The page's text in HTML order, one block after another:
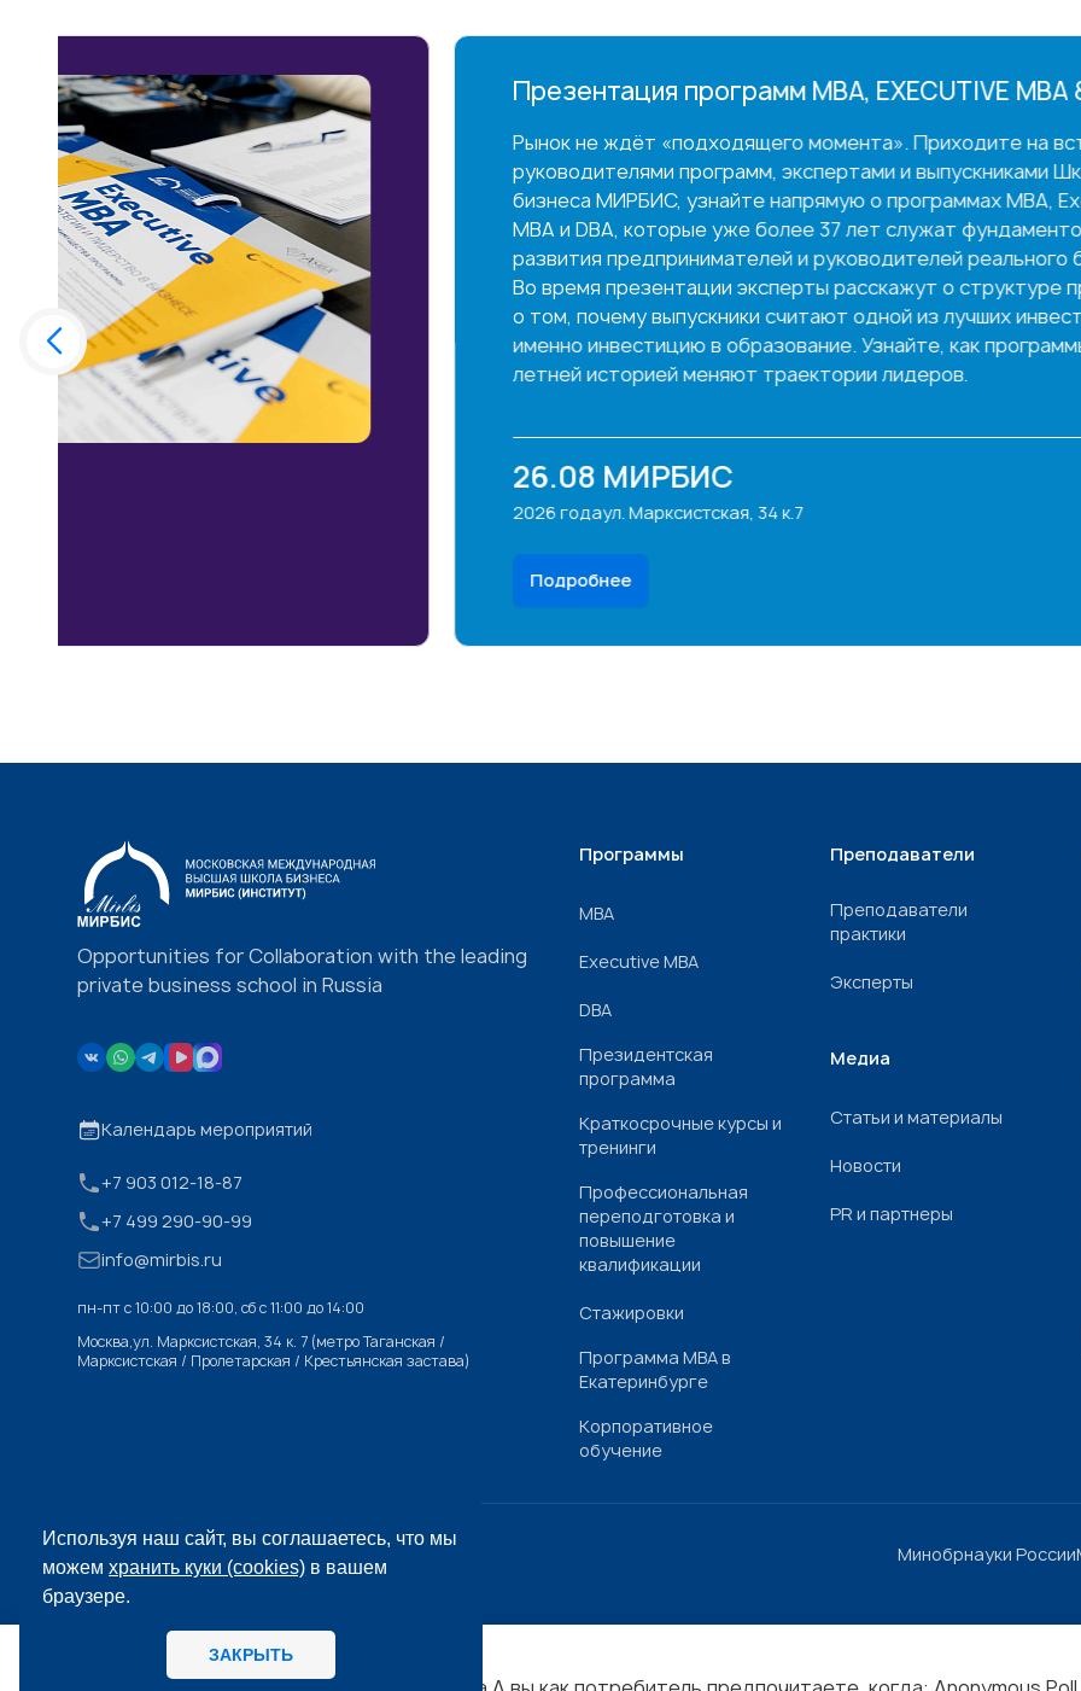
Используя наш сайт, вы соглашаетесь, что мы
можемхранить куки (cookies) в вашем
браузере.
ЗАКРЫТЬ
Эксперты
Презентация программ MBA, EXECUTIVE MBA & DBA
Рынок не ждёт «подходящего момента». Приходите на встречу с
руководителями программ, экспертами и выпускниками Школы
бизнеса МИРБИС, узнайте напрямую о программах MBA, Executive
MBA и DBA, которые уже более 37 лет служат фундаментом для
развития предпринимателей и руководителей реального бизнеса.
Во время презентации эксперты расскажут о структуре программ,
о том, почему выпускники считают одной из лучших инвестиций
именно инвестицию в образование. Узнайте, как программы с 37-
летней историей меняют траектории лидеров.
Opportunities for Collaboration with the leading
private business school in Russia
Календарь мероприятий
+7 903 012-18-87
+7 499 290-90-99
info@mirbis.ru
пн-пт с 10:00 до 18:00, cб с 11:00 до 14:00
Москва,ул. Марксистская, 34 к. 7 (метро Таганская /
Марксистская / Пролетарская / Крестьянская застава)
Программы
МВА
Executive MBA
DBA
Президентская
программа
Краткосрочные курсы и
тренинги
Профессиональная
переподготовка и
повышение
квалификации
Стажировки
Программа МВА в
Екатеринбурге
Корпоративное
обучение
Преподаватели
Преподаватели
практики
Эксперты
Медиа
Статьи и материалы
Новости
PR и партнеры
Минобрнауки России
© «МИРБИС», 2026
06.08